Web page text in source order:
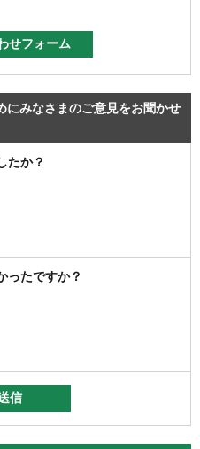
にみなさまのご意見をお聞かせ
たか？
ったですか？